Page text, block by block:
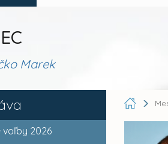
Marek
voľby 2026